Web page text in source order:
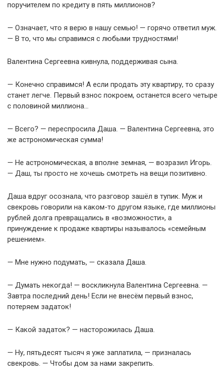
поручителем по кредиту в пять миллионов?
— Означает, что я верю в нашу семью! — горячо ответил муж.
— В то, что мы справимся с любыми трудностями!
Валентина Сергеевна кивнула, поддерживая сына.
— Конечно справимся! А если продать эту квартиру, то сразу
станет легче. Первый взнос покроем, останется всего четыре
с половиной миллиона…
— Всего? — переспросила Даша. — Валентина Сергеевна, это
же астрономическая сумма!
— Не астрономическая, а вполне земная, — возразил Игорь.
— Даш, ты просто не хочешь смотреть на вещи позитивно.
Даша вдруг осознала, что разговор зашёл в тупик. Муж и
свекровь говорили на каком-то другом языке, где миллионы
рублей долга превращались в «возможности», а
принуждение к продаже квартиры называлось «семейным
решением».
— Мне нужно подумать, — сказала Даша.
— Думать некогда! — воскликнула Валентина Сергеевна. —
Завтра последний день! Если не внесём первый взнос,
потеряем задаток!
— Какой задаток? — насторожилась Даша.
— Ну, пятьдесят тысяч я уже заплатила, — призналась
свекровь. — Чтобы дом за нами закрепить.